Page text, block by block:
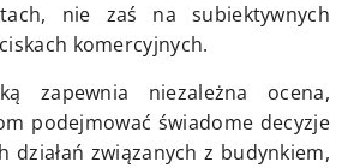
nie zaś na subiektywnych
komercyjnych.
zapewnia niezależna ocena,
podejmować świadome decyzje
działań związanych z budynkiem,